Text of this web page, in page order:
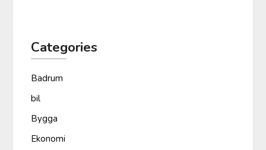
Categories
Badrum
bil
Bygga
Ekonomi